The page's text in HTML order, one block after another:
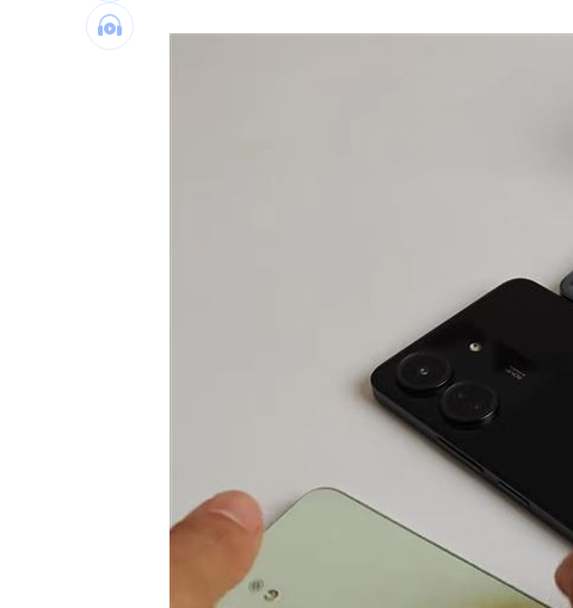
三立iNEWS新聞台線上直播
AI時代！威力馬導入智慧營運系統提升效率
台彩父親節推新刮刮樂千萬頭獎超「爸」氣
商場戰國來臨 台中「頂奢大道」逐漸成形
「拍片人的多重宇宙」職涯論壇9/12登場！